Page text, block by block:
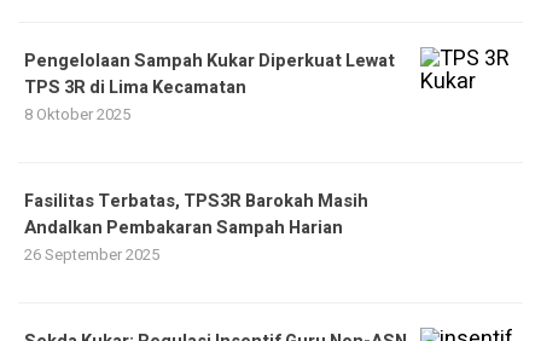
Pengelolaan Sampah Kukar Diperkuat Lewat
TPS 3R di Lima Kecamatan
8 Oktober 2025
Fasilitas Terbatas, TPS3R Barokah Masih
Andalkan Pembakaran Sampah Harian
26 September 2025